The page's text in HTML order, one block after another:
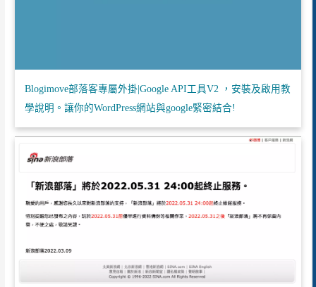
Blogimove部落客專屬外掛|Google API工具V2 ，安裝及啟用教
學說明。讓你的WordPress網站與google緊密結合!